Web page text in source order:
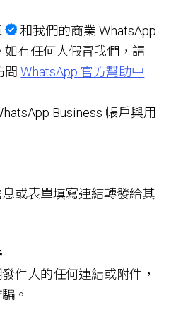
和我們的商業 WhatsApp
如有任何人假冒我們，請
問WhatsApp 官方幫助中
Business 帳戶與用
或表單填寫連結轉發給其
件人的任何連結或附件，
。